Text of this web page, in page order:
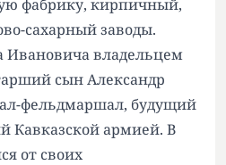
фабрику, кирпичный,
сахарный заводы.
Ивановича владельцем
сын Александр
фельдмаршал, будущий
Кавказской армией. В
от своих